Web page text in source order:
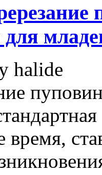
halide
время,